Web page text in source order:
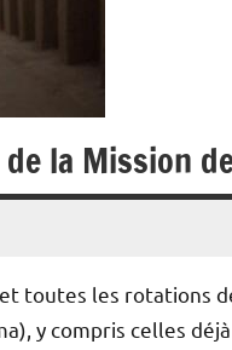
la Mission
toutes les rotations
y compris celles